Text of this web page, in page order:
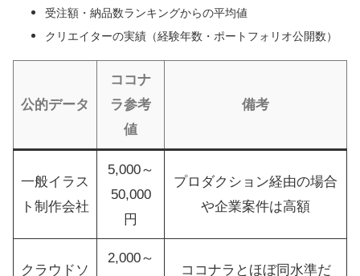
受注額・納品数ランキングからの平均値
クリエイターの実績（経験年数・ポートフォリオ公開数）
公的データ
ココナ
ラ参考
値
備考
一般イラス
ト制作会社
5,000～
50,000
円
プロダクション経由の場合
や企業案件は高額
クラウドソ
2,000～
ココナラとほぼ同水準だ